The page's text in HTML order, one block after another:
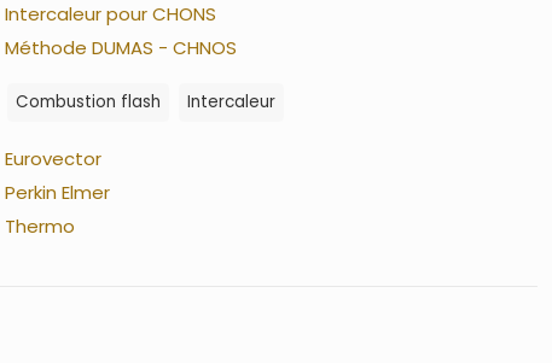
Intercaleur pour CHONS
Méthode DUMAS - CHNOS
Combustion flash Intercaleur
Eurovector
Perkin Elmer
Thermo